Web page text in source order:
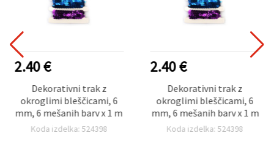
2.40 €
Dekorativni trak z
okroglimi bleščicami, 6
mm, 6 mešanih barv x 1 m
Koda izdelka: 524398
2.40 €
Dekorativni trak z
okroglimi bleščicami, 6
mm, 6 mešanih barv x 1 m
Koda izdelka: 524398